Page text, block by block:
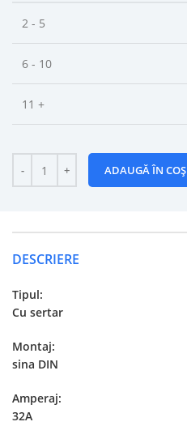
2 - 5
6 - 10
11 +
ADAUGĂ ÎN COȘ
DESCRIERE
Tipul:
Cu sertar
Montaj:
sina DIN
Amperaj:
32A